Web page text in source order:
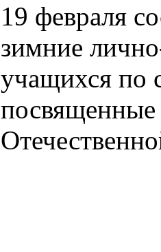
19 февраля
зимние
учащихся по